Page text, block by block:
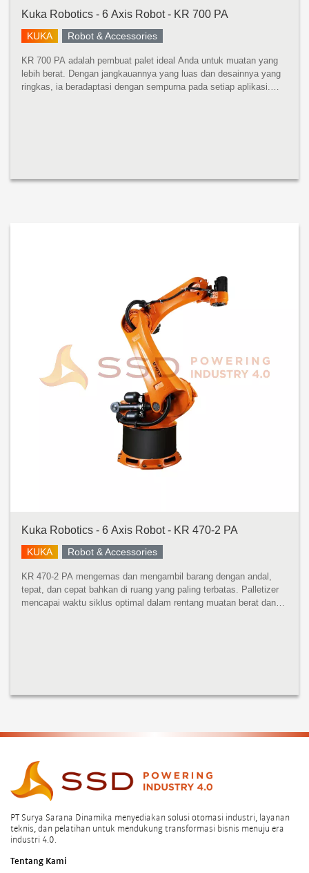
Kuka Robotics - 6 Axis Robot - KR 700 PA
KUKA Robot & Accessories
KR 700 PA adalah pembuat palet ideal Anda untuk muatan yang
lebih berat. Dengan jangkauannya yang luas dan desainnya yang
ringkas, ia beradaptasi dengan sempurna pada setiap aplikasi.
Kuka Robotics - 6 Axis Robot - KR 470-2 PA
KUKA Robot & Accessories
KR 470-2 PA mengemas dan mengambil barang dengan andal,
tepat, dan cepat bahkan di ruang yang paling terbatas. Palletizer
mencapai waktu siklus optimal dalam rentang muatan berat dan
PT Surya Sarana Dinamika menyediakan solusi otomasi industri, layanan
teknis, dan pelatihan untuk mendukung transformasi bisnis menuju era
industri 4.0.
Tentang Kami